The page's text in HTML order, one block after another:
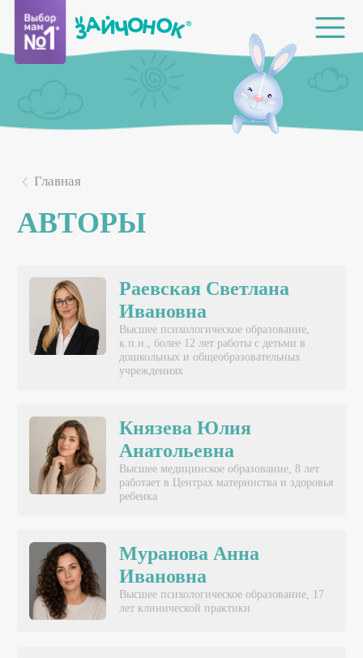
Главная
АВТОРЫ
Раевская Светлана
Ивановна
Высшее психологическое образование,
к.п.н., более 12 лет работы с детьми в
дошкольных и общеобразовательных
учреждениях
Князева Юлия
Анатольевна
Высшее медицинское образование, 8 лет
работает в Центрах материнства и здоровья
ребенка
Муранова Анна
Ивановна
Высшее психологическое образование, 17
лет клинической практики